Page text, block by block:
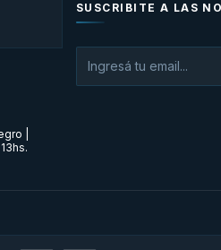
|
SUSCRIBITE A LAS